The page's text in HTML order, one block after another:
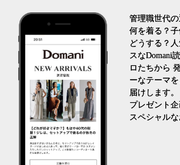
管理職世代
何を着る？子
どうする？
スなDomani
ロたちから
ーなテーマ
届けします。
プレゼント
スペシャルな